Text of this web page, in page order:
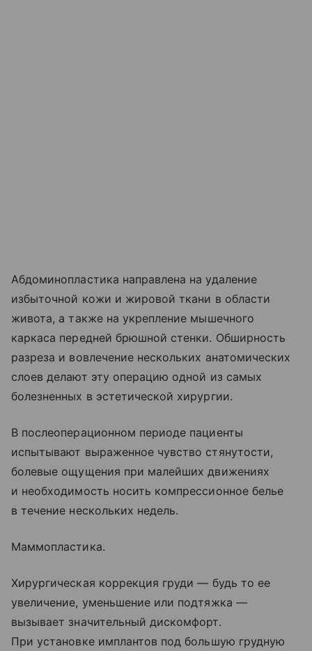
Абдоминопластика направлена на удаление
избыточной кожи и жировой ткани в области
живота, а также на укрепление мышечного
каркаса передней брюшной стенки. Обширность
разреза и вовлечение нескольких анатомических
слоев делают эту операцию одной из самых
болезненных в эстетической хирургии.
В послеоперационном периоде пациенты
испытывают выраженное чувство стянутости,
болевые ощущения при малейших движениях
и необходимость носить компрессионное белье
в течение нескольких недель.
Маммопластика.
Хирургическая коррекция груди — будь то ее
увеличение, уменьшение или подтяжка —
вызывает значительный дискомфорт.
При установке имплантов под большую грудную